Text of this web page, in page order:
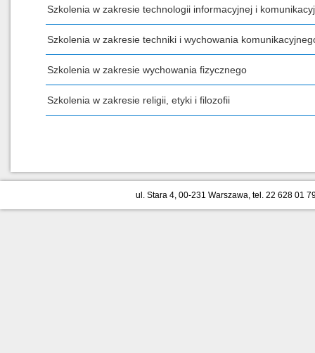
Szkolenia w zakresie technologii informacyjnej i
Szkolenia w zakresie techniki i wychowania
Szkolenia w zakresie wychowania fizycznego
Szkolenia w zakresie religii, etyki i filozofii
ul. Stara 4, 00-231 Warszawa, tel. 22 628 01